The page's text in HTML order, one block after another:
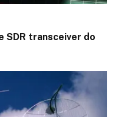
SDR transceiver do